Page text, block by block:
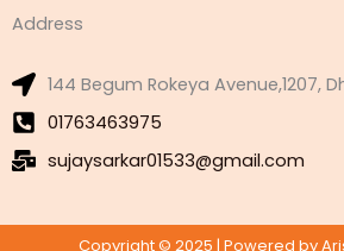
Address
144 Begum Rokeya Avenue,1207,
01763463975
sujaysarkar01533@gmail.com
Copyright © 2025 | Powered by